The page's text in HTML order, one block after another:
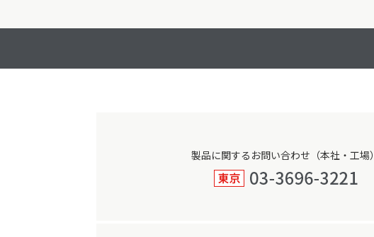
ビ
製品に関するお問い合わせ（本社・工場）